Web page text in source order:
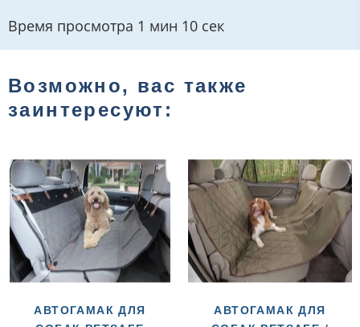
Время просмотра 1 мин 10 сек
Возможно, вас также
заинтересуют:
АВТОГАМАК ДЛЯ
АВТОГАМАК ДЛЯ